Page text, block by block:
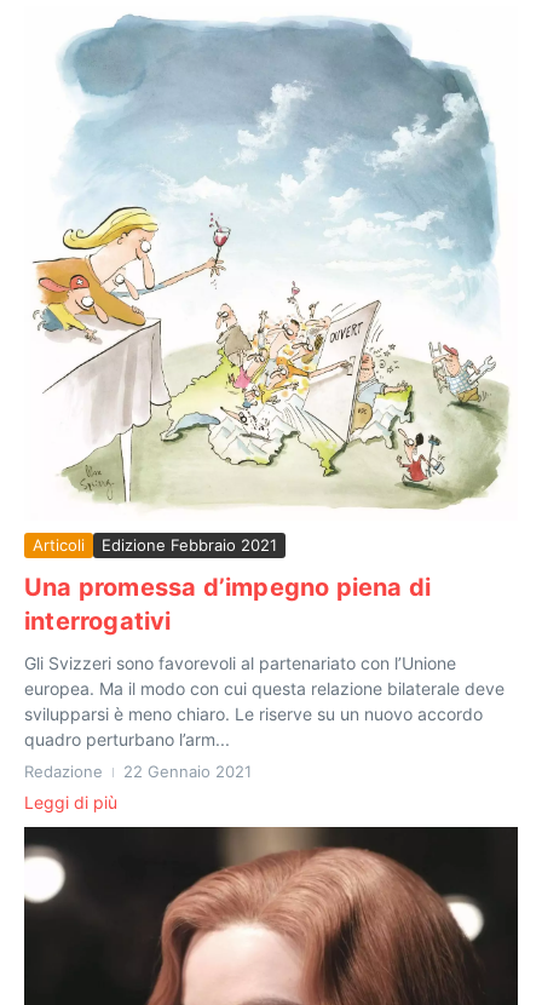
Articoli Edizione Febbraio 2021
Una promessa d’impegno piena di
interrogativi
Gli Svizzeri sono favorevoli al partenariato con l’Unione
europea. Ma il modo con cui questa relazione bilaterale deve
svilupparsi è meno chiaro. Le riserve su un nuovo accordo
quadro perturbano l’arm...
Redazione 22 Gennaio 2021
Leggi di più